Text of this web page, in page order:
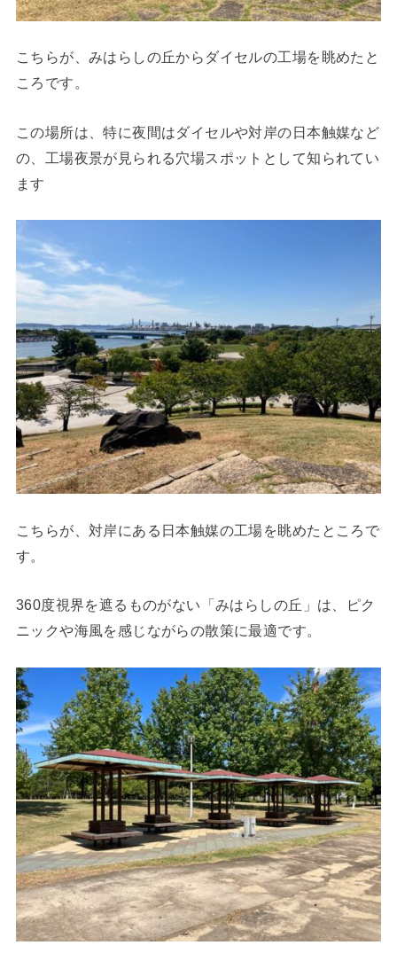
こちらが、みはらしの丘からダイセルの工場を眺めたと
ころです。
この場所は、特に夜間はダイセルや対岸の日本触媒など
の、工場夜景が見られる穴場スポットとして知られてい
ます
こちらが、対岸にある日本触媒の工場を眺めたところで
す。
360度視界を遮るものがない「みはらしの丘」は、ピク
ニックや海風を感じながらの散策に最適です。